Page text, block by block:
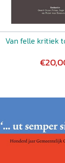
Van felle kritiek